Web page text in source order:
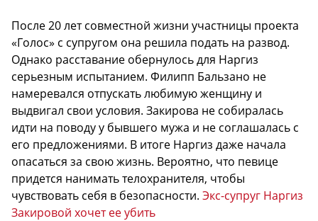
После 20 лет совместной жизни участницы проекта
«Голос» с супругом она решила подать на развод.
Однако расставание обернулось для Наргиз
серьезным испытанием. Филипп Бальзано не
намеревался отпускать любимую женщину и
выдвигал свои условия. Закирова не собиралась
идти на поводу у бывшего мужа и не соглашалась с
его предложениями. В итоге Наргиз даже начала
опасаться за свою жизнь. Вероятно, что певице
придется нанимать телохранителя, чтобы
чувствовать себя в безопасности. Экс-супруг Наргиз
Закировой хочет ее убить